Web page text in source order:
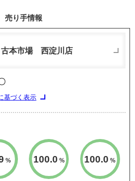
売り手情報
古本市場 西淀川店
基づく表示
% 100.0 % 100.0 %